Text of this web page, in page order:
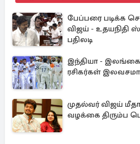
பேப்பரை படிக்க
விஜய் - உதயநிதி
பதிலடி
இந்தியா -
ரசிகர்கள்
முதல்வர் விஜய்
வழக்கை திரும்ப